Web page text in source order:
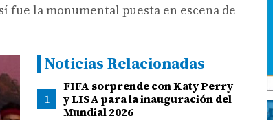
fue la monumental puesta en escena de
Noticias Relacionadas
1
FIFA sorprende con Katy Perry
y LISA para la inauguración del
Mundial 2026